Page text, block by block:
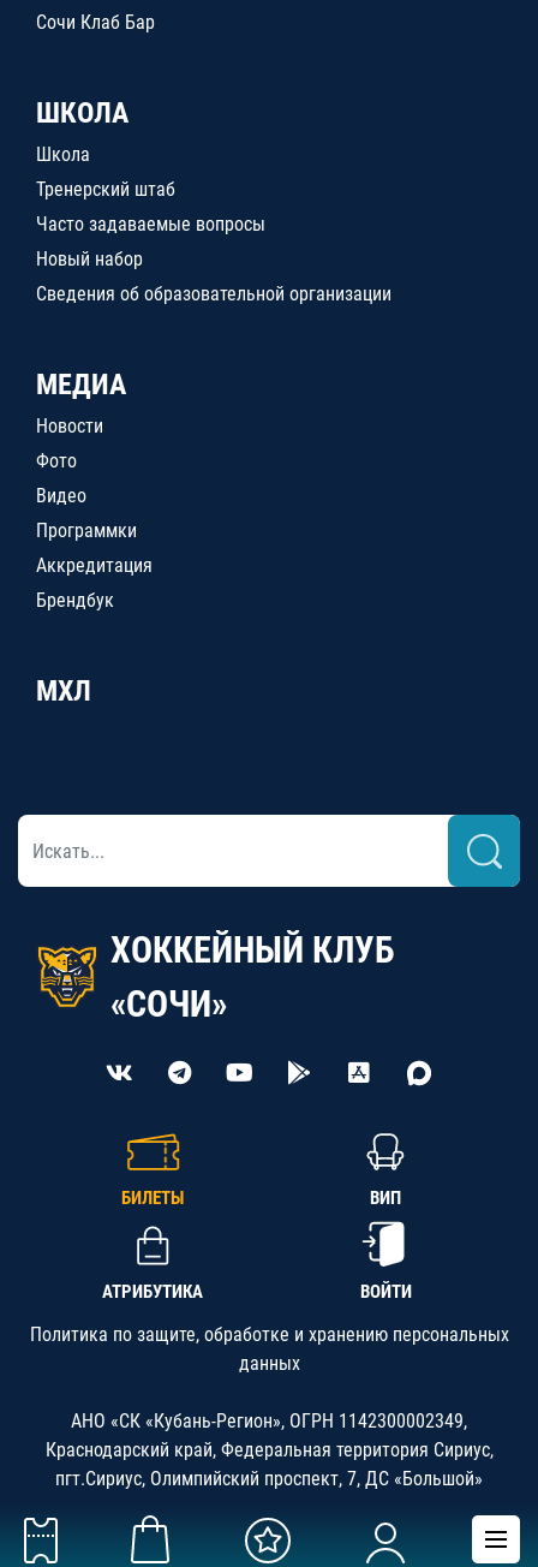
Сочи Клаб Бар
ШКОЛА
Школа
Тренерский штаб
Часто задаваемые вопросы
Новый набор
Сведения об образовательной организации
МЕДИА
Новости
Фото
Видео
Программки
Аккредитация
Брендбук
МХЛ
ХОККЕЙНЫЙ КЛУБ
«СОЧИ»
БИЛЕТЫ ВИП
АТРИБУТИКА ВОЙТИ
Политика по защите, обработке и хранению персональных
данных
АНО «СК «Кубань-Регион», ОГРН 1142300002349,
Краснодарский край, Федеральная территория Сириус,
пгт.Сириус, Олимпийский проспект, 7, ДС «Большой»